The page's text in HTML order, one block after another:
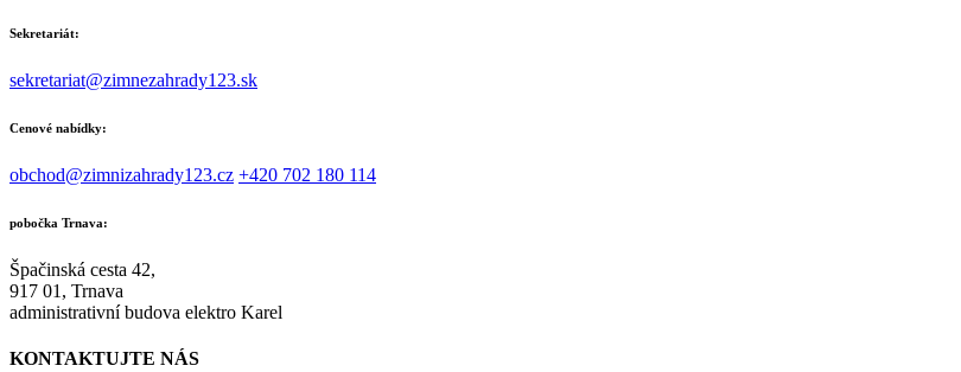
Sekretariát:
sekretariat@zimnezahrady123.sk
Cenové nabídky:
obchod@zimnizahrady123.cz +420 702 180 114
pobočka Trnava:
Špačinská cesta 42,
917 01, Trnava
administrativní budova elektro Karel
KONTAKTUJTE NÁS